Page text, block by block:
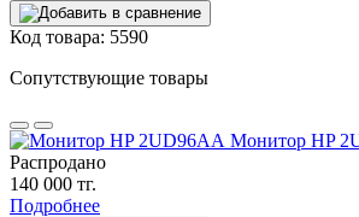
Код товара: 5590
Сопутствующие товары
Монитор HP
Распродано
140 000 тг.
Подробнее